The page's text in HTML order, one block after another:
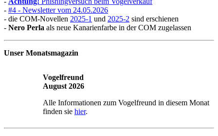
- #4 - Newsletter vom 24.05.2026
- die COM-Novellen 2025-1 und 2025-2 sind erschienen
- Nero Perla als neue Kanarienfarbe in der COM zugelassen
Unser Monatsmagazin
Vogelfreund
August 2026
Alle Informationen zum Vogelfreund in diesem Monat
finden sie hier.